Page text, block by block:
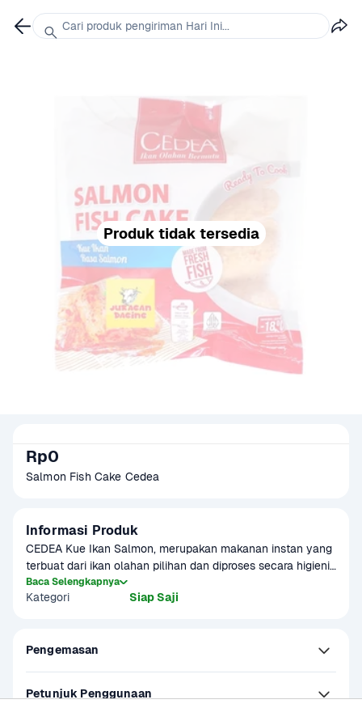
Produk tidak tersedia
Rp0
Salmon Fish Cake Cedea
Informasi Produk
CEDEA Kue Ikan Salmon, merupakan makanan instan yang
terbuat dari ikan olahan pilihan dan diproses secara higienis
bersertifikasi HALAL dari MUI dan diproduksi berdasarkan
standar BPOM RI, Terbuat dari Ikan Olahan Berkualitas ini
Baca Selengkapnya
Kategori Siap Saji
Pengemasan
Petunjuk Penggunaan
Cari produk pengiriman Hari Ini...